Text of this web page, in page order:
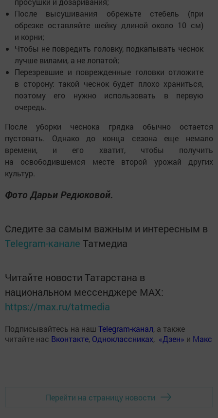
После высушивания обрежьте стебель (при
обрезке оставляйте шейку длиной около 10 см)
и корни;
Чтобы не повредить головку, подкапывать чеснок
лучше вилами, а не лопатой;
Перезревшие и поврежденные головки отложите
в сторону: такой чеснок будет плохо храниться,
поэтому его нужно использовать в первую
очередь.
После уборки чеснока грядка обычно остается
пустовать. Однако до конца сезона еще немало
времени, и его хватит, чтобы получить
на освободившемся месте второй урожай других
культур.
Фото Дарьи Редюковой.
Следите за самым важным и интересным в
Telegram-канале Татмедиа
Читайте новости Татарстана в
национальном мессенджере MАХ:
https://max.ru/tatmedia
Подписывайтесь на наш Telegram-канал, а также
читайте нас Вконтакте, Одноклассниках, «Дзен» и Макс
Перейти на страницу новости